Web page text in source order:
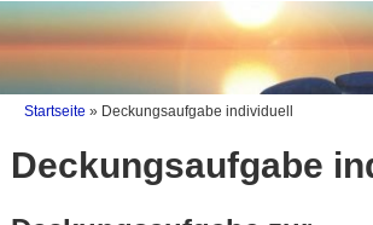
Startseite » Deckungsaufgabe individuell
Deckungsaufgabe